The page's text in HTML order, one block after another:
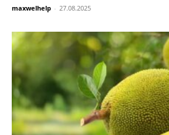
maxwelhelp - 27.08.2025